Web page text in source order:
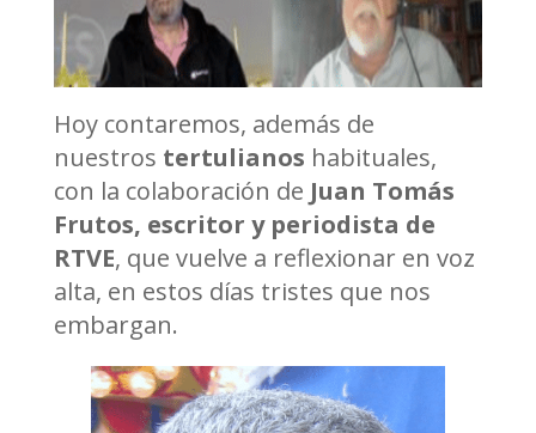
Hoy contaremos, además de
nuestros tertulianos habituales,
con la colaboración de Juan Tomás
Frutos, escritor y periodista de
RTVE, que vuelve a reflexionar en voz
alta, en estos días tristes que nos
embargan.